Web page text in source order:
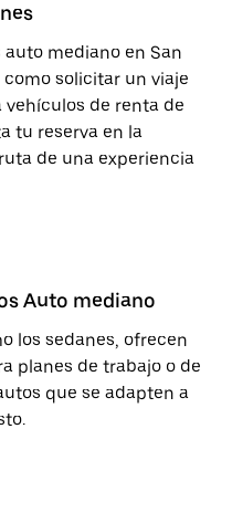
mediano en San
solicitar un viaje
vehículos de renta de
tu reserva en la
de una experiencia
Auto mediano
los sedanes, ofrecen
planes de trabajo o de
que se adapten a